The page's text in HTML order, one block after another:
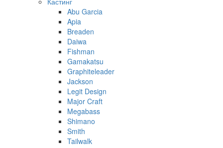
Abu Garcia
Apia
Breaden
Daiwa
Fishman
Gamakatsu
Graphiteleader
Jackson
Legit Design
Major Craft
Megabass
Shimano
Smith
Tailwalk